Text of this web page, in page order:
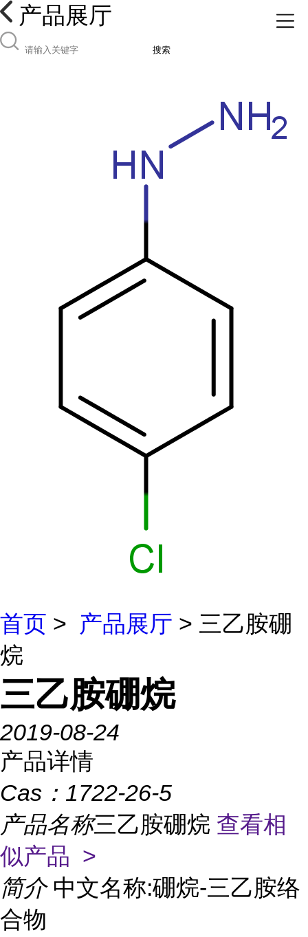
产品展厅
搜索
首页 > 产品展厅 > 三乙胺硼
烷
三乙胺硼烷
2019-08-24
产品详情
Cas： 1722-26-5
产品名称三乙胺硼烷 查看相
似产品 >
简介 中文名称:硼烷-三乙胺络
合物